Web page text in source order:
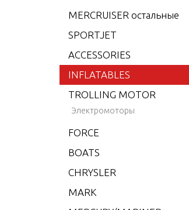
MERCRUISER остальные
SPORTJET
ACCESSORIES
INFLATABLES
TROLLING MOTOR
Электромоторы
FORCE
BOATS
CHRYSLER
MARK